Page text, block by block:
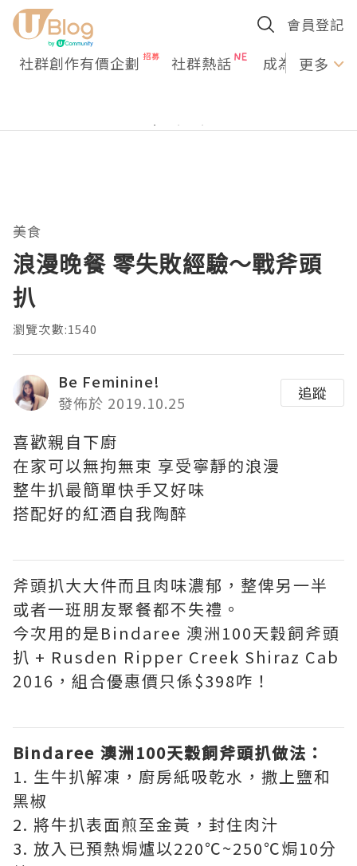
會員登記
社群創作有價企劃 社群熱話 成為U更多
美食
浪漫晚餐 零失敗經驗～戰斧頭
扒
瀏覽次數:1540
Be Feminine!
發佈於 2019.10.25
追蹤
喜歡親自下廚
在家可以無拘無束 享受寧靜的浪漫
整牛扒最簡單快手又好味
搭配好的紅酒自我陶醉
斧頭扒大大件而且肉味濃郁，整俾另一半
或者一班朋友聚餐都不失禮。
今次用的是Bindaree 澳洲100天穀飼斧頭
扒 + Rusden Ripper Creek Shiraz Cab
2016，組合優惠價只係$398咋！
Bindaree 澳洲100天穀飼斧頭扒做法：
1. 生牛扒解凍，廚房紙吸乾水，撒上鹽和
黑椒
2. 將牛扒表面煎至金黃，封住肉汁
3. 放入已預熱焗爐以220℃~250℃焗10分